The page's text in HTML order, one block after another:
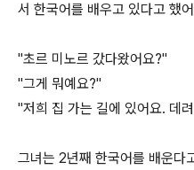
서 한국어를 배우고 있다고 했
"초르 미노르 갔다왔어요?"
"그게 뭐예요?"
"저희 집 가는 길에 있어요. 데
그녀는 2년째 한국어를 배운다